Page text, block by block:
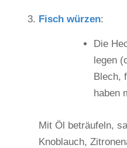
Fisch würzen:
Die
legen
Blech,
haben
Mit Öl beträufeln,
Knoblauch,